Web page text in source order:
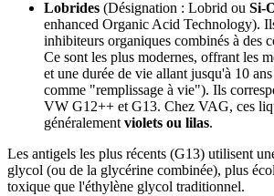
Lobrides (Désignation : Lobrid ou Si-
enhanced Organic Acid Technology).
inhibiteurs organiques combinés à des
Ce sont les plus modernes, offrant les
et une durée de vie allant jusqu'à 10
comme "remplissage à vie"). Ils
VW G12++ et G13. Chez VAG, ces
généralement violets ou lilas.
Les antigels les plus récents (G13) utilisent
glycol (ou de la glycérine combinée), plus
toxique que l'éthylène glycol traditionnel.